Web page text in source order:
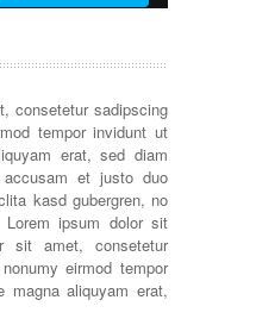
consetetur sadipscing
tempor invidunt ut
erat, sed diam
et justo duo
kasd gubergren, no
ipsum dolor sit
sit amet, consetetur
eirmod tempor
magna aliquyam erat,